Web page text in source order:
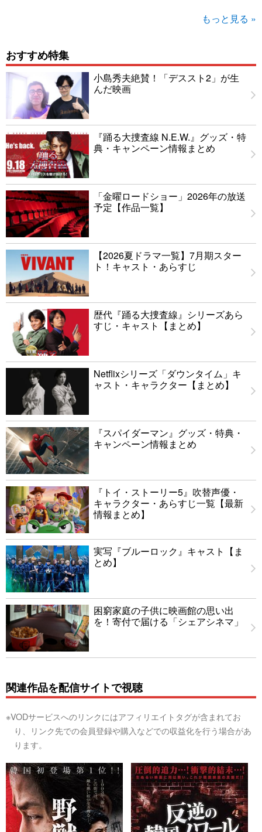
もっと見る »
おすすめ特集
小島秀夫絶賛！「デススト2」が生
んだ映画
『踊る大捜査線 N.E.W.』グッズ・特
典・キャンペーン情報まとめ
「金曜ロードショー」2026年の放送
予定【作品一覧】
【2026夏ドラマ一覧】7月期スター
ト！キャスト・あらすじ
歴代『踊る大捜査線』シリーズあら
すじ・キャスト【まとめ】
Netflixシリーズ「ダウンタイム」キ
ャスト・キャラクター【まとめ】
『スパイダーマン』グッズ・特典・
キャンペーン情報まとめ
『トイ・ストーリー5』吹替声優・
キャラクター・あらすじ一覧【最新
情報まとめ】
実写『ブルーロック』キャスト【ま
とめ】
困窮家庭の子供に映画館の思い出
を！寄付で届ける「シェアシネマ」
関連作品を配信サイトで視聴
※VODサービスへのリンクにはアフィリエイトタグが含まれてお
り、リンク先での会員登録や購入などでの収益化を行う場合があ
ります。